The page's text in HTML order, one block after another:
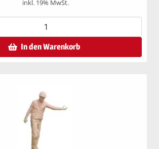
inkl. 19% MwSt.
In den Warenkorb